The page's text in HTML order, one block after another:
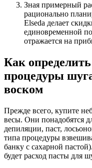
Зная примерный
рационально
Elseda делает
единовременной
отражается на
Как
процедуры
воском
Прежде всего, купите
весы. Они понадобятся
депиляции, паст,
типа процедуры
банку с сахарной
будет расход пасты для